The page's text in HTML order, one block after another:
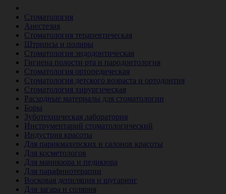
Стоматология
Анестезия
Стоматология терапевтическая
Штрипсы и полиры
Стоматология эндодонтическая
Гигиена полости рта и пародонтология
Стоматология ортопедическая
Стоматология детского возраста и ортодонтия
Стоматология хирургическая
Расходные материалы для стоматологии
Боры
Зуботехническая лаборатория
Инструментарий стоматологический
Индустрия красоты
Для парикмахерских и салонов красоты
Для косметологов
Для маникюра и педикюра
Для парафинотерапии
Восковая депиляция и шугаринг
Для загара и солярия